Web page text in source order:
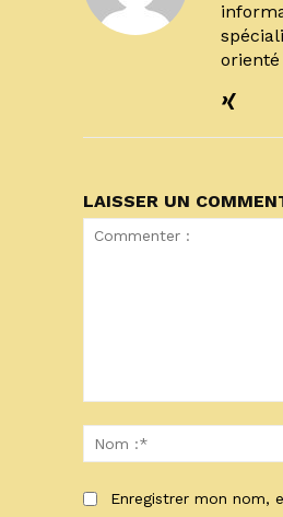
orienté
LAISSER UN
Enregistrer mon nom,